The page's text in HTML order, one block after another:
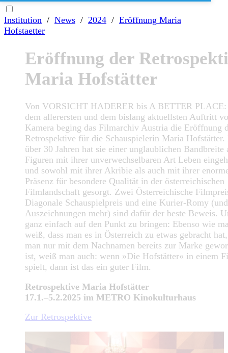
Institution / News / 2024 / Eröffnung Maria
Hofstaetter
Eröffnung der
Maria Hofstätter
Von VORSICHT HADERER bis A BETTER
dem allerersten und dem bislang aktuellsten Auftritt
Kamera beging das Filmarchiv Austria die Eröffnung
Retrospektive für die Schauspielerin Maria Hofstätter.
über 30 Jahren hat sie einer unglaublichen Bandbreite
Figuren mit ihrer unverwechselbaren Art Leben
und sowohl mit ihrer Akribie als auch mit ihrer
Präsenz für besondere Qualität in der österreichischen
Filmlandschaft gesorgt. Zwei Österreichische
Diagonale Schauspielpreis und eine Kurier-Romy
Auszeichnungen mehr) sind dafür der beste Beweis.
ganz einfach auf den Punkt zu bringen: Ebenso wie
weiß, dass man es in Österreich zu etwas gebracht
man nur mit dem Nachnamen bereits zur Marke
ist, weiß man auch: wenn »Die Hofstätter« in einem
spielt, dann ist das ein guter Film.
Retrospektive Maria Hofstätter
17.1.–5.2.2025 im METRO Kinokulturhaus
Zur Retrospektive